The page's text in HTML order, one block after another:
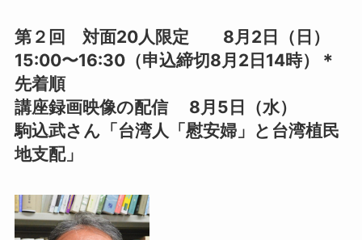
第２回 対面20人限定 8月2日（日）
15:00〜16:30（申込締切8月2日14時）
＊
先着順
講座録画映像の配信 8月5日（水）
駒込武さん「台湾人「慰安婦」と台湾植民
地支配」